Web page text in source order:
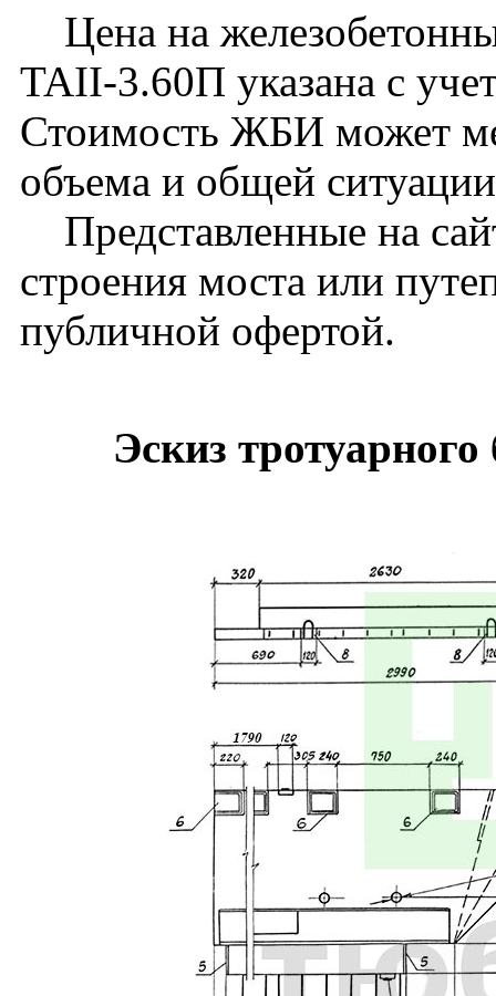
Цена на
TAII-3.60П указана с
Стоимость ЖБИ может
объема и общей
Представленные на
строения моста или
публичной офертой.
Эскиз